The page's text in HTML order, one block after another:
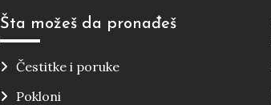
Šta možeš da pronađeš
Čestitke i poruke
Pokloni